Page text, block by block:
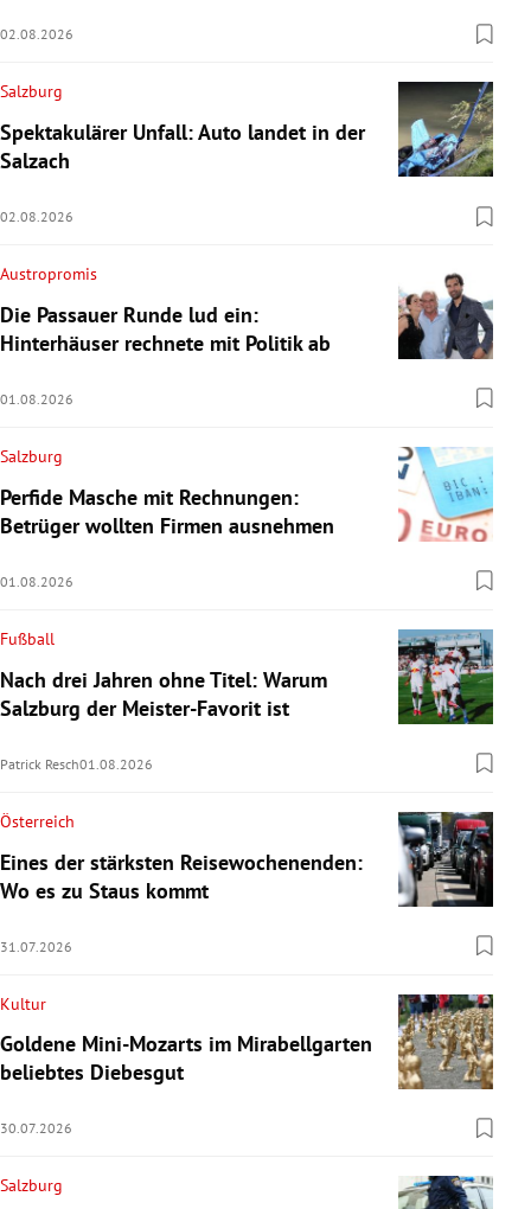
02.08.2026
Salzburg
Spektakulärer Unfall: Auto landet in der
Salzach
02.08.2026
Austropromis
Die Passauer Runde lud ein:
Hinterhäuser rechnete mit Politik ab
01.08.2026
Salzburg
Perfide Masche mit Rechnungen:
Betrüger wollten Firmen ausnehmen
01.08.2026
Fußball
Nach drei Jahren ohne Titel: Warum
Salzburg der Meister-Favorit ist
Patrick Resch01.08.2026
Österreich
Eines der stärksten Reisewochenenden:
Wo es zu Staus kommt
31.07.2026
Kultur
Goldene Mini-Mozarts im Mirabellgarten
beliebtes Diebesgut
30.07.2026
Salzburg